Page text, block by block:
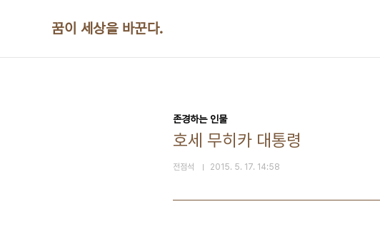
꿈이 세상을 바꾼다.
존경하는 인물
호세 무히카 대통령
전점석 2015. 5. 17. 14:58